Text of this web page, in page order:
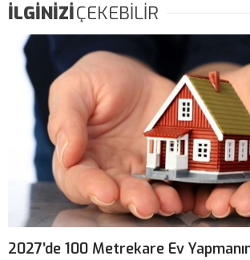
İLGİNİZİÇEKEBİLİR
2027’de 100 Metrekare Ev